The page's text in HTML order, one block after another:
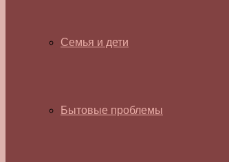
Семья и дети
Бытовые проблемы